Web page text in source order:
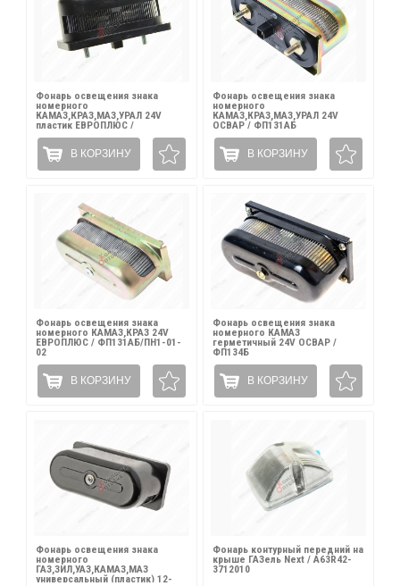
Фонарь освещения знака
номерного
КАМАЗ,КРАЗ,МАЗ,УРАЛ 24V
пластик ЕВРОПЛЮС /
ФП131АБ-02
В КОРЗИНУ
Фонарь освещения знака
номерного
КАМАЗ,КРАЗ,МАЗ,УРАЛ 24V
ОСВАР / ФП131АБ
В КОРЗИНУ
Фонарь освещения знака
номерного КАМАЗ,КРАЗ 24V
ЕВРОПЛЮС / ФП131АБ/ПН1-01-
02
В КОРЗИНУ
Фонарь освещения знака
номерного КАМАЗ
герметичный 24V ОСВАР /
ФП134Б
В КОРЗИНУ
Фонарь освещения знака
номерного
ГАЗ,ЗИЛ,УАЗ,КАМАЗ,МАЗ
универсальный (пластик) 12-
Фонарь контурный передний на
крыше ГАЗель Next / A63R42-
3712010